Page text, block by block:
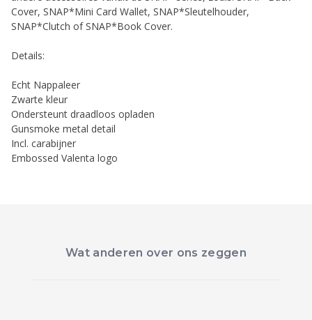
Cover, SNAP*Mini Card Wallet, SNAP*Sleutelhouder,
SNAP*Clutch of SNAP*Book Cover.
Details:
Echt Nappaleer
Zwarte kleur
Ondersteunt draadloos opladen
Gunsmoke metal detail
Incl. carabijner
Embossed Valenta logo
Wat anderen over ons zeggen